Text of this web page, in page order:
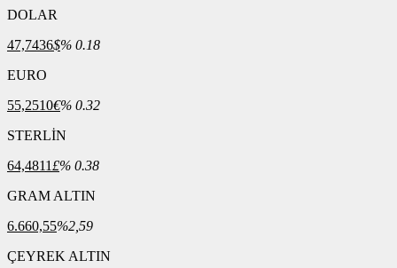
DOLAR
47,7436$% 0.18
EURO
55,2510€% 0.32
STERLİN
64,4811£% 0.38
GRAM ALTIN
6.660,55%2,59
ÇEYREK ALTIN